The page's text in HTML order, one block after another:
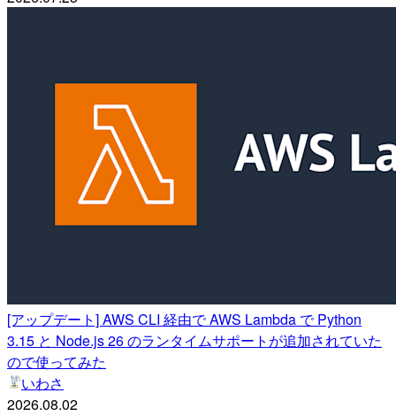
[アップデート] AWS CLI 経由で AWS Lambda で Python
3.15 と Node.js 26 のランタイムサポートが追加されていた
ので使ってみた
いわさ
2026.08.02